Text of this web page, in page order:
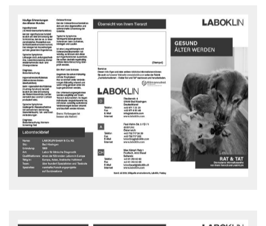
Gesund alt werden
Häufige Erkrankungen des älteren Hundes, der älteren Katze
Rat und Tat Flyer - downloaden